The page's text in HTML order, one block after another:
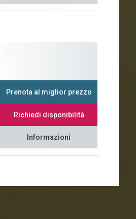
Prenota al miglior prezzo
Richiedi disponibilità
Informazioni